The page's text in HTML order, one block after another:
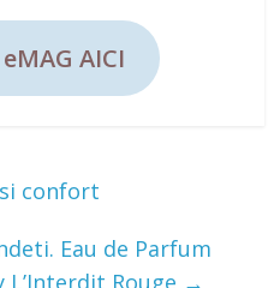
AICI
confort
Eau de Parfum
Rouge →